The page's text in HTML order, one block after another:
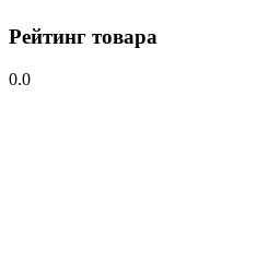
Рейтинг товара
0.0